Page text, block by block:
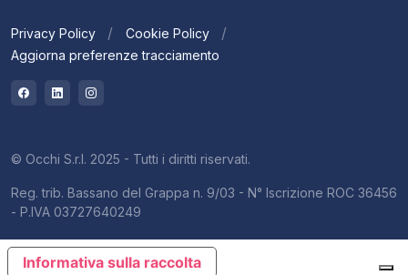
Privacy Policy
Cookie Policy
Aggiorna preferenze tracciamento
© Occhi S.r.l. 2025 - Tutti i diritti riservati.
Reg. trib. Bassano del Grappa n. 9/03 - N° Iscrizione ROC 36456
- P.IVA 03727640249
Informativa sulla raccolta